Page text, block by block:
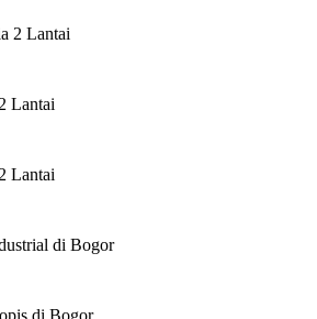
2 Lantai
Lantai
Lantai
di Bogor
di Bogor